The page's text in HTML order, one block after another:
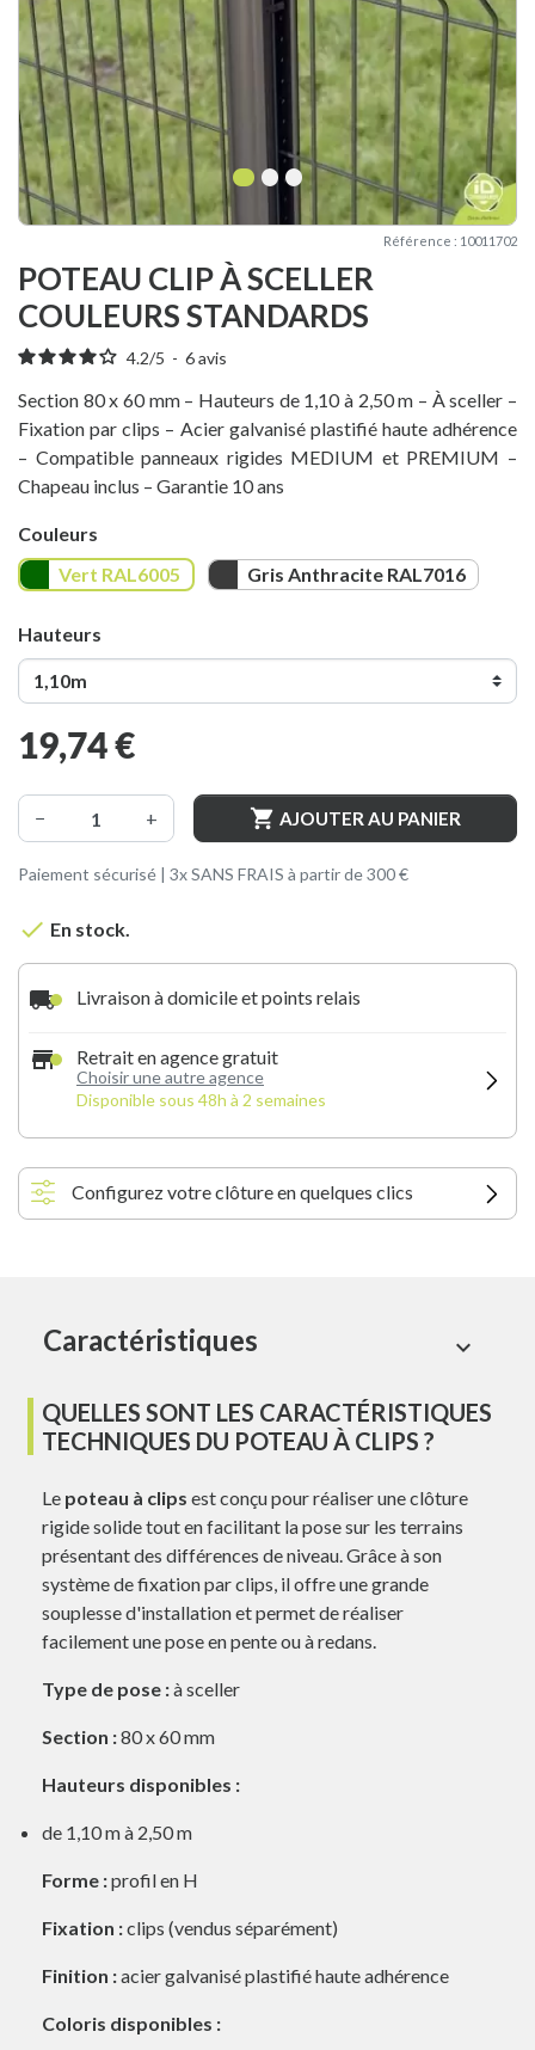
1 2 3
Référence : 10011702
POTEAU CLIP À SCELLER
COULEURS STANDARDS
4.2/5 - 6avis
Section 80 x 60 mm – Hauteurs de 1,10 à 2,50 m – À sceller –
Fixation par clips – Acier galvanisé plastifié haute adhérence
– Compatible panneaux rigides MEDIUM et PREMIUM –
Chapeau inclus – Garantie 10 ans
Couleurs
Vert RAL6005
Vert RAL6005
Gris Anthracite RAL7016
Gris Anthracite RAL7016
Hauteurs
19,74 €
− +  AJOUTER AU PANIER
Paiement sécurisé | 3x SANS FRAIS à partir de 300 €
 En stock.
local_shipping Livraison à domicile et points relais
store Retrait en agence gratuit
Choisir une autre agence
Disponible sous 48h à 2 semaines
Configurez votre clôture en quelques clics
Caractéristiques expand_more
QUELLES SONT LES CARACTÉRISTIQUES
TECHNIQUES DU POTEAU À CLIPS ?
Le poteau à clips est conçu pour réaliser une clôture
rigide solide tout en facilitant la pose sur les terrains
présentant des différences de niveau. Grâce à son
système de fixation par clips, il offre une grande
souplesse d'installation et permet de réaliser
facilement une pose en pente ou à redans.
Type de pose :à sceller
Section :80 x 60 mm
Hauteurs disponibles :
de 1,10 m à 2,50 m
Forme :profil en H
Fixation :clips (vendus séparément)
Finition :acier galvanisé plastifié haute adhérence
Coloris disponibles :